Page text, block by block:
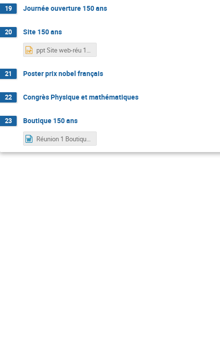
19 Journée ouverture 150 ans
20 Site 150 ans
ppt Site web-réu 1.pptx
21 Poster prix nobel français
22 Congrès Physique et mathématiques
23 Boutique 150 ans
Réunion 1 Boutique SFP.docx